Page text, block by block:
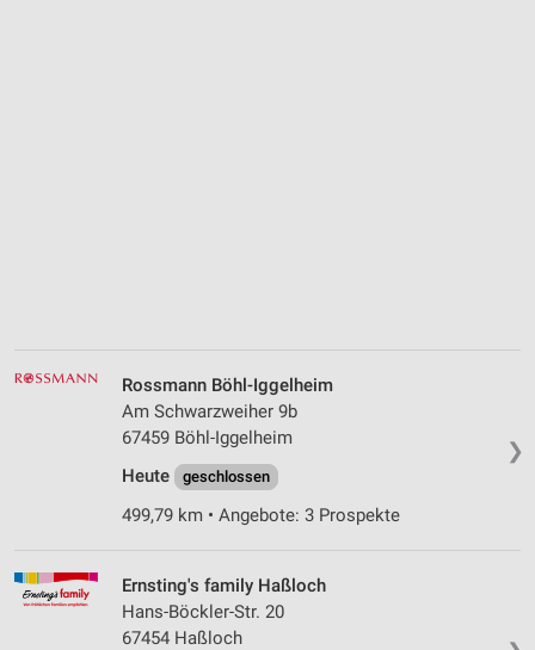
❯
Rossmann Böhl-Iggelheim
Am Schwarzweiher 9b
67459 Böhl-Iggelheim
Heute
geschlossen
499,79 km • Angebote: 3 Prospekte
Ernsting's family Haßloch
Hans-Böckler-Str. 20
67454 Haßloch